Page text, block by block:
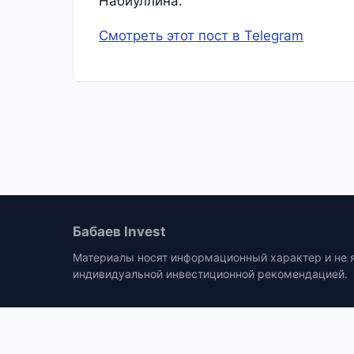
Смотреть этот пост в Telegram
Бабаев Invest
Материалы носят информационный характер и не
индивидуальной инвестиционной рекомендацией.